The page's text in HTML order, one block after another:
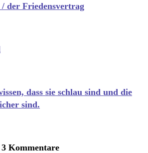
/ der Friedensvertrag
dass sie schlau sind und die
sind.
Kommentare